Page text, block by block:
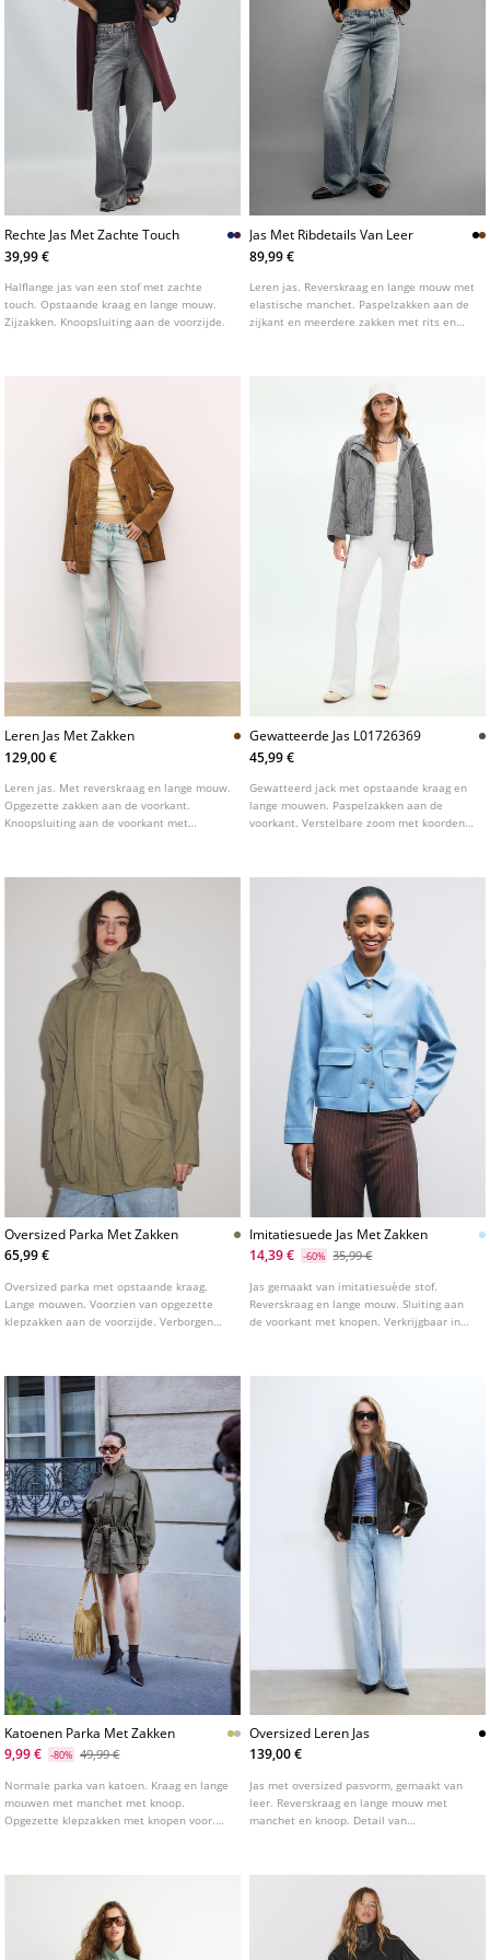
Rechte Jas Met Zachte Touch
39,99 €
Halflange jas van een stof met zachte
touch. Opstaande kraag en lange mouw.
Zijzakken. Knoopsluiting aan de voorzijde.
Jas Met Ribdetails Van Leer
89,99 €
Leren jas. Reverskraag en lange mouw met
elastische manchet. Paspelzakken aan de
zijkant en meerdere zakken met rits en
Leren Jas Met Zakken
129,00 €
Leren jas. Met reverskraag en lange mouw.
Opgezette zakken aan de voorkant.
Knoopsluiting aan de voorkant met
Gewatteerde Jas L01726369
45,99 €
Gewatteerd jack met opstaande kraag en
lange mouwen. Paspelzakken aan de
voorkant. Verstelbare zoom met koorden.
Verkrijgbaar in verschillende kleuren.
Oversized Parka Met Zakken
65,99 €
Oversized parka met opstaande kraag.
Lange mouwen. Voorzien van opgezette
klepzakken aan de voorzijde. Verborgen
Imitatiesuede Jas Met Zakken
14,39 €
-60% 35,99 €
Jas gemaakt van imitatiesuède stof.
Reverskraag en lange mouw. Sluiting aan
de voorkant met knopen. Verkrijgbaar in
Katoenen Parka Met Zakken
9,99 €
-80% 49,99 €
Normale parka van katoen. Kraag en lange
mouwen met manchet met knoop.
Opgezette klepzakken met knopen voor.
Oversized Leren Jas
139,00 €
Jas met oversized pasvorm, gemaakt van
leer. Reverskraag en lange mouw met
manchet en knoop. Detail van
zijkanten. Elastische zoom. Ritssluiting
aan de voorkant met metalen rits.